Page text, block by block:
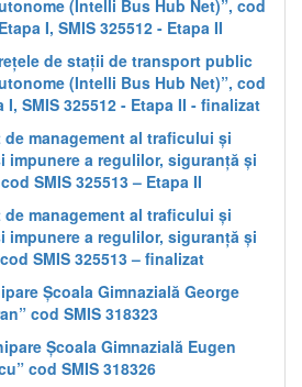
(Intelli Bus Hub Net)”, cod
I, SMIS 325512 - Etapa II
de stații de transport public
(Intelli Bus Hub Net)”, cod
I, SMIS 325512 - Etapa II - finalizat
de management al traficului și
impunere a regulilor, siguranță și
SMIS 325513 – Etapa II
de management al traficului și
impunere a regulilor, siguranță și
SMIS 325513 – finalizat
Școala Gimnazială George
cod SMIS 318323
Școala Gimnazială Eugen
cod SMIS 318326